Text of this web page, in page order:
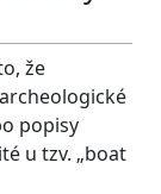
že
popisy
u tzv. „boat